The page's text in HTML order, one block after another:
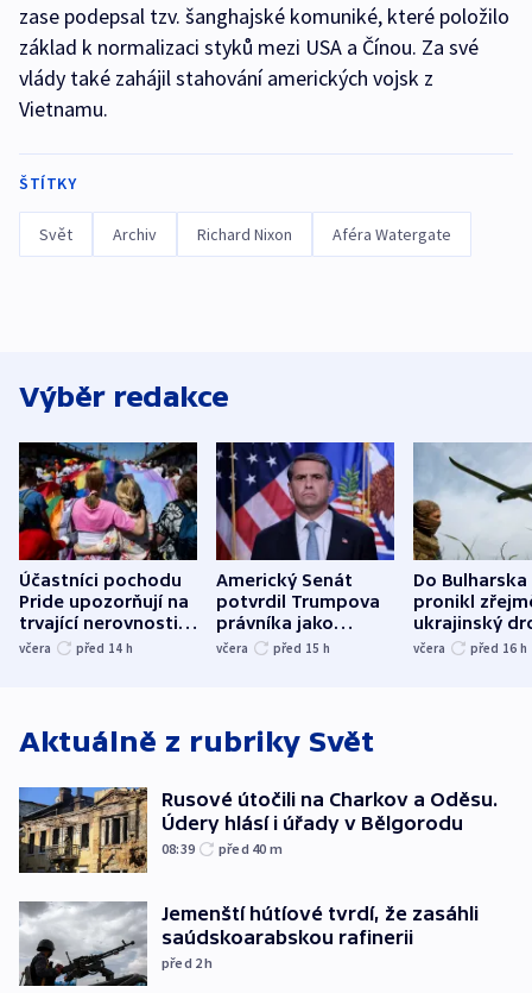
zase podepsal tzv. šanghajské komuniké, které položilo
základ k normalizaci styků mezi USA a Čínou. Za své
vlády také zahájil stahování amerických vojsk z
Vietnamu.
ŠTÍTKY
Svět Archiv Richard Nixon Aféra Watergate
Výběr redakce
Účastníci pochodu
Pride upozorňují na
trvající nerovnosti i
společenskou
včera před 14 h
Americký Senát
potvrdil Trumpova
právníka jako
ministra
včera před 15 h
Do Bulharska
pronikl
ukrajinský
explodoval
včera před 16 h
Aktuálně z rubriky Svět
Rusové útočili na Charkov a Oděsu.
Údery hlásí i úřady v Bělgorodu
08:39 před 40 m
Jemenští hútíové tvrdí, že zasáhli
saúdskoarabskou rafinerii
před 2h